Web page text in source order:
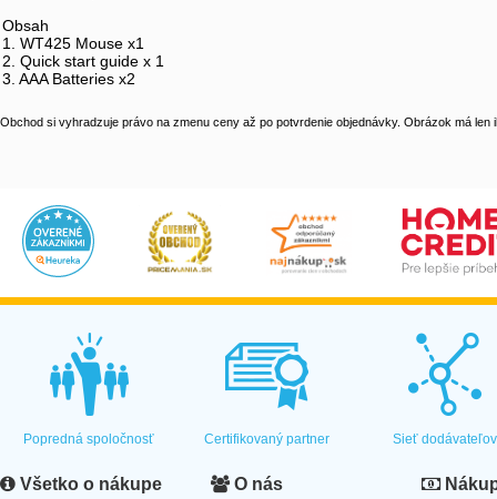
Obsah
1. WT425 Mouse x1
2. Quick start guide x 1
3. AAA Batteries x2
Obchod si vyhradzuje právo na zmenu ceny až po potvrdenie objednávky. Obrázok má len
Popredná spoločnosť Certifikovaný partner Sieť dodávateľov
Všetko o nákupe O nás